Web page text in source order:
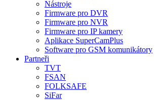
Nástroje
Firmware pro DVR
Firmware pro NVR
Firmware pro IP kamery
Aplikace SuperCamPlus
Software pro GSM komunikátory
Partneři
TVT
FSAN
FOLKSAFE
SiFar